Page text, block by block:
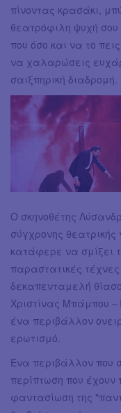
πίνοντας κρασάκι,
θεατρόφιλη ψυχή
που όσο και να το
να χαλαρώσεις
σαιξπηρική διαδρομή.
Ο σκηνοθέτης
σύγχρονης θεατρικής
κατάφερε να σμίξει
παραστατικές
δεκαπενταμελή
Χριστίνας Μπάμπου
ένα περιβάλλον
ερωτισμό.
Ένα περιβάλλον που
περίπτωση που
φαντασίωση της